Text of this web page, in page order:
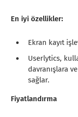
En iyi özellikler:
Ekran kayıt
Userlytics,
davranışlara
sağlar.
Fiyatlandırma